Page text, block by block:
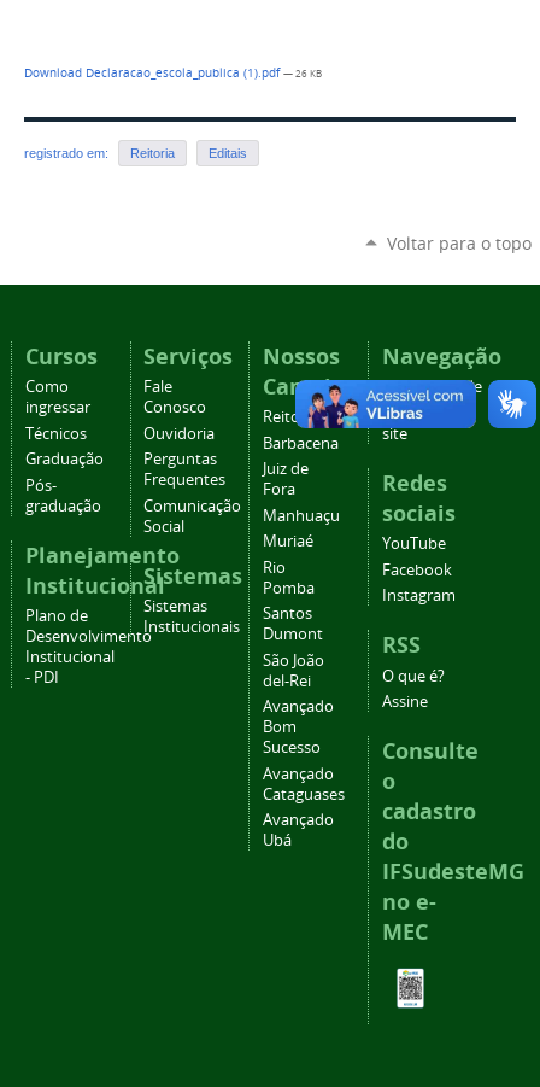
Download Declaracao_escola_publica (1).pdf— 26 KB
registrado em: Reitoria Editais
Voltar para o topo
Cursos
Como
ingressar
Técnicos
Graduação
Pós-
graduação
Planejamento
Institucional
Plano de
Desenvolvimento
Institucional
- PDI
Serviços
Fale
Conosco
Ouvidoria
Perguntas
Frequentes
Comunicação
Social
Sistemas
Sistemas
Institucionais
Nossos
Campi
Reitoria
Barbacena
Juiz de
Fora
Manhuaçu
Muriaé
Rio
Pomba
Santos
Dumont
São João
del-Rei
Avançado
Bom
Sucesso
Avançado
Cataguases
Avançado
Ubá
Navegação
Acessibilidade
Mapa do
site
Redes
sociais
YouTube
Facebook
Instagram
RSS
O que é?
Assine
Consulte
o
cadastro
do
IFSudesteMG
no e-
MEC